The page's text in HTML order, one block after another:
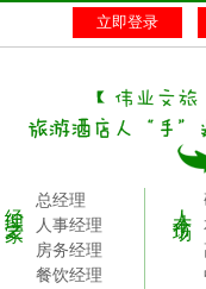
立即登录
总经理
人事经理
房务经理
餐饮经理